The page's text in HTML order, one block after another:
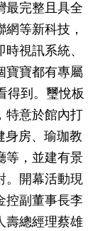
最完整且具全
等新科技，
視訊系統、
寶寶都有專屬
得到。璽悅板
特意於館內打
身房、瑜珈教
等，並建有景
。開幕活動現
控副董事長李
壽總經理蔡雄